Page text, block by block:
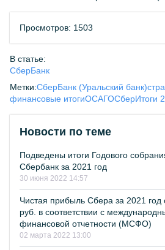
Просмотров: 1503
В статье:
СберБанк
Метки:СберБанк (Уральский банк)
финансовые итогиОСАГОСберИтоги
Новости по теме
Подведены итоги Годового
Сбербанк за 2021 год
30 июня 2022 14:57
Чистая прибыль Сбера за 2021 год
руб. в соответствии с
финансовой отчетности (МСФО)
02 марта 2022 13:00